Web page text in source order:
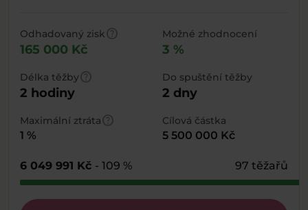
Odhadovaný ziskhelp
165 000 Kč
Možné zhodnocení
3 %
Délka těžbyhelp
2 hodiny
Do spuštění těžby
2 dny
Maximální ztrátahelp
1 %
Cílová částka
5 500 000 Kč
6 049 991 Kč - 109 % 97 těžařů